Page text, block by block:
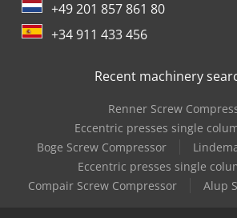
+49 201 857 861 80
+34 911 433 456
Recent machinery
Renner Screw
Eccentric presses single
Boge Screw Compressor
Eccentric presses single
Compair Screw Compressor
Alup